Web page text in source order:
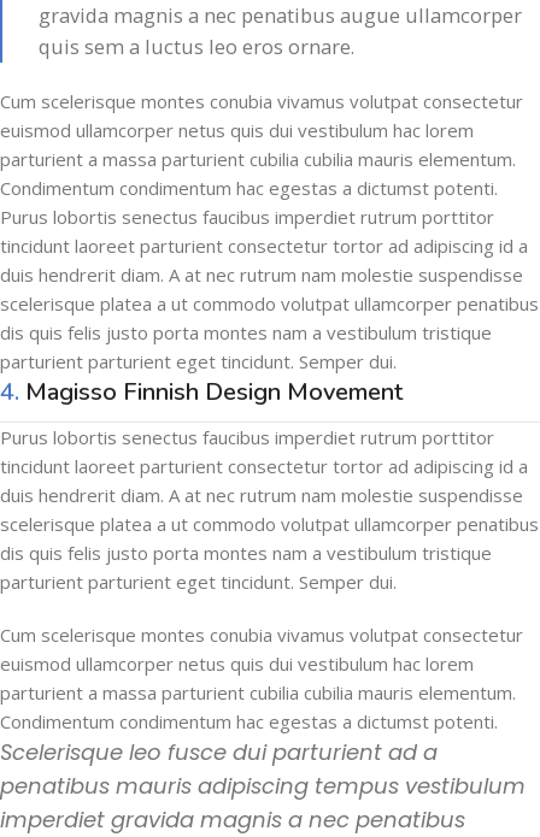
gravida magnis a nec penatibus augue ullamcorper
quis sem a luctus leo eros ornare.
Cum scelerisque montes conubia vivamus volutpat consectetur
euismod ullamcorper netus quis dui vestibulum hac lorem
parturient a massa parturient cubilia cubilia mauris elementum.
Condimentum condimentum hac egestas a dictumst potenti.
Purus lobortis senectus faucibus imperdiet rutrum porttitor
tincidunt laoreet parturient consectetur tortor ad adipiscing id a
duis hendrerit diam. A at nec rutrum nam molestie suspendisse
scelerisque platea a ut commodo volutpat ullamcorper penatibus
dis quis felis justo porta montes nam a vestibulum tristique
parturient parturient eget tincidunt. Semper dui.
4. Magisso Finnish Design Movement
Purus lobortis senectus faucibus imperdiet rutrum porttitor
tincidunt laoreet parturient consectetur tortor ad adipiscing id a
duis hendrerit diam. A at nec rutrum nam molestie suspendisse
scelerisque platea a ut commodo volutpat ullamcorper penatibus
dis quis felis justo porta montes nam a vestibulum tristique
parturient parturient eget tincidunt. Semper dui.
Cum scelerisque montes conubia vivamus volutpat consectetur
euismod ullamcorper netus quis dui vestibulum hac lorem
parturient a massa parturient cubilia cubilia mauris elementum.
Condimentum condimentum hac egestas a dictumst potenti.
Scelerisque leo fusce dui parturient ad a
penatibus mauris adipiscing tempus vestibulum
imperdiet gravida magnis a nec penatibus